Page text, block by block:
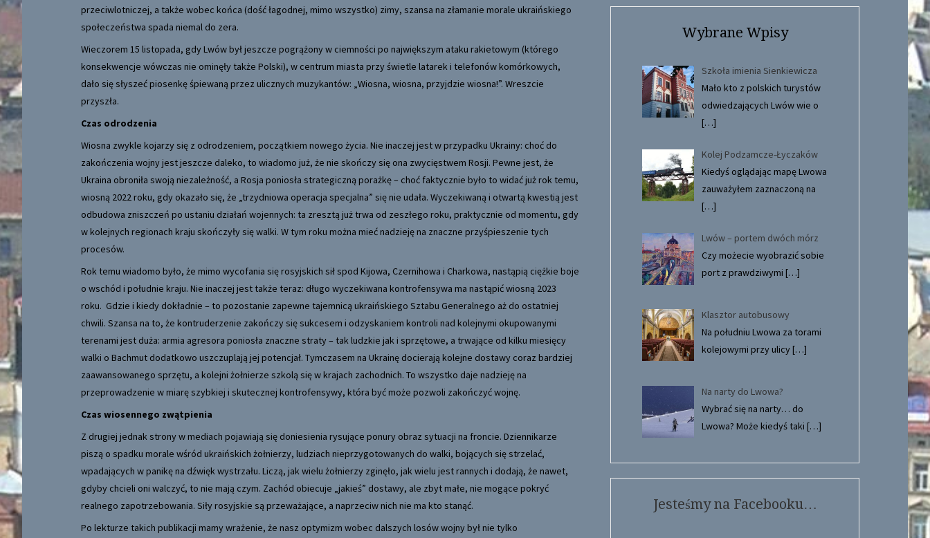
przeciwlotniczej, a także wobec końca (dość łagodnej, mimo wszystko) zimy, szansa na złamanie morale ukraińskiego
społeczeństwa spada niemal do zera.
Wieczorem 15 listopada, gdy Lwów był jeszcze pogrążony w ciemności po największym ataku rakietowym (którego
konsekwencje wówczas nie ominęły także Polski), w centrum miasta przy świetle latarek i telefonów komórkowych,
dało się słyszeć piosenkę śpiewaną przez ulicznych muzykantów: „Wiosna, wiosna, przyjdzie wiosna!”. Wreszcie
przyszła.
Czas odrodzenia
Wiosna zwykle kojarzy się z odrodzeniem, początkiem nowego życia. Nie inaczej jest w przypadku Ukrainy: choć do
zakończenia wojny jest jeszcze daleko, to wiadomo już, że nie skończy się ona zwycięstwem Rosji. Pewne jest, że
Ukraina obroniła swoją niezależność, a Rosja poniosła strategiczną porażkę – choć faktycznie było to widać już rok temu,
wiosną 2022 roku, gdy okazało się, że „trzydniowa operacja specjalna” się nie udała. Wyczekiwaną i otwartą kwestią jest
odbudowa zniszczeń po ustaniu działań wojennych: ta zresztą już trwa od zeszłego roku, praktycznie od momentu, gdy
w kolejnych regionach kraju skończyły się walki. W tym roku można mieć nadzieję na znaczne przyśpieszenie tych
procesów.
Rok temu wiadomo było, że mimo wycofania się rosyjskich sił spod Kijowa, Czernihowa i Charkowa, nastąpią ciężkie boje
o wschód i południe kraju. Nie inaczej jest także teraz: długo wyczekiwana kontrofensywa ma nastąpić wiosną 2023
roku. Gdzie i kiedy dokładnie – to pozostanie zapewne tajemnicą ukraińskiego Sztabu Generalnego aż do ostatniej
chwili. Szansa na to, że kontruderzenie zakończy się sukcesem i odzyskaniem kontroli nad kolejnymi okupowanymi
terenami jest duża: armia agresora poniosła znaczne straty – tak ludzkie jak i sprzętowe, a trwające od kilku miesięcy
walki o Bachmut dodatkowo uszczuplają jej potencjał. Tymczasem na Ukrainę docierają kolejne dostawy coraz bardziej
zaawansowanego sprzętu, a kolejni żołnierze szkolą się w krajach zachodnich. To wszystko daje nadzieję na
przeprowadzenie w miarę szybkiej i skutecznej kontrofensywy, która być może pozwoli zakończyć wojnę.
Czas wiosennego zwątpienia
Z drugiej jednak strony w mediach pojawiają się doniesienia rysujące ponury obraz sytuacji na froncie. Dziennikarze
piszą o spadku morale wśród ukraińskich żołnierzy, ludziach nieprzygotowanych do walki, bojących się strzelać,
wpadających w panikę na dźwięk wystrzału. Liczą, jak wielu żołnierzy zginęło, jak wielu jest rannych i dodają, że nawet,
gdyby chcieli oni walczyć, to nie mają czym. Zachód obiecuje „jakieś” dostawy, ale zbyt małe, nie mogące pokryć
realnego zapotrzebowania. Siły rosyjskie są przeważające, a naprzeciw nich nie ma kto stanąć.
Po lekturze takich publikacji mamy wrażenie, że nasz optymizm wobec dalszych losów wojny był nie tylko
Wybrane Wpisy
Szkoła imienia Sienkiewicza
Mało kto z polskich turystów
odwiedzających Lwów wie o
[…]
Kolej Podzamcze-Łyczaków
Kiedyś oglądając mapę Lwowa
zauważyłem zaznaczoną na
[…]
Lwów – portem dwóch mórz
Czy możecie wyobrazić sobie
port z prawdziwymi […]
Klasztor autobusowy
Na południu Lwowa za torami
kolejowymi przy ulicy[…]
Na narty do Lwowa?
Wybrać się na narty… do
Lwowa? Może kiedyś taki […]
Jesteśmy na Facebooku…